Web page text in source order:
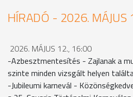
HÍRADÓ - 2026. MÁJUS
2026. MÁJUS 12., 16:00
-Azbesztmentesítés - Zajlanak a
szinte minden vizsgált helyen
-Jubileumi karnevál -